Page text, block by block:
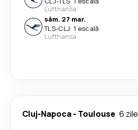
Lufthansa
sâm. 27 mar.
TLS-CLJ· 1 escală
Lufthansa
Cluj-Napoca- Toulouse 6 zile